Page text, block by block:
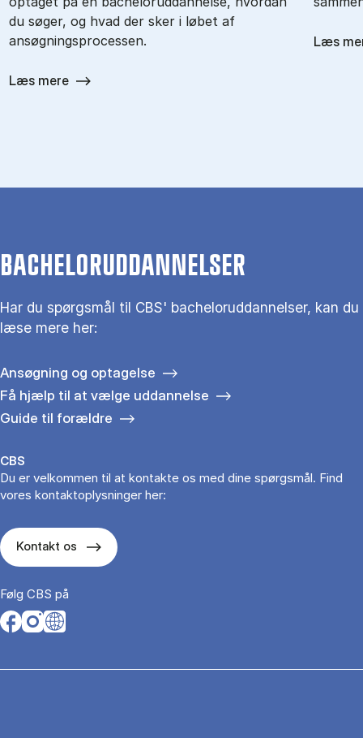
du søger, og hvad der sker i løbet af
ansøgningsprocessen.
Læs mere
Læs
BACHELORUDDANNELSER
Har du spørgsmål til CBS' bacheloruddannelser, kan du
læse mere her:
Ansøgning og optagelse
Få hjælp til at vælge uddannelse
Guide til forældre
CBS
Du er velkommen til at kontakte os med dine spørgsmål. Find
vores kontaktoplysninger her:
Kontakt os
Følg CBS på
Opens in a new tab
Opens in a new tab
Opens in a new tab